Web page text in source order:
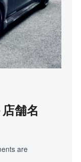
舗名
are